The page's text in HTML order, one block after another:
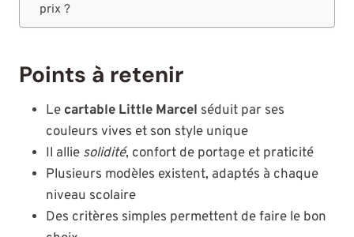
prix ?
Points à retenir
Le cartable Little Marcel séduit par ses
couleurs vives et son style unique
Il allie solidité, confort de portage et praticité
Plusieurs modèles existent, adaptés à chaque
niveau scolaire
Des critères simples permettent de faire le bon